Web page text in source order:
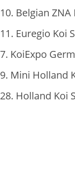
10. Belgian ZNA
11. Euregio Koi
7. KoiExpo
9. Mini Holland
28. Holland Koi